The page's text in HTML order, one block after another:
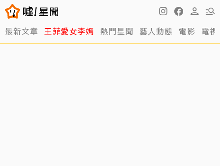
最新文章 王菲愛女李嫣 熱門星聞 藝人動態 電影 電視